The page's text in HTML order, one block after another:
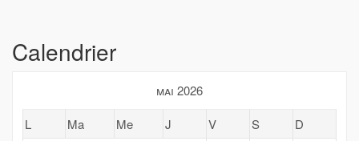
Calendrier
mai 2026
L
Ma Me J V S D